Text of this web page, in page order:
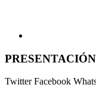
TwitterFacebook